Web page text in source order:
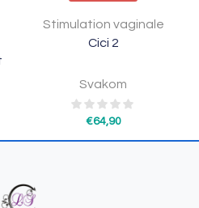
Stimulation vaginale
Cici 2
Svakom
€64,90